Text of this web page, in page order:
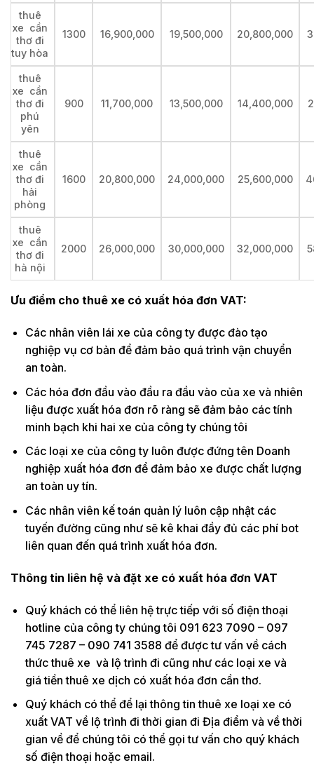
thuê
xe cần
thơ đi
tuy hòa
1300 16,900,000 19,500,000 20,800,000
thuê
xe cần
thơ đi
phú
yên
900 11,700,000 13,500,000 14,400,000
thuê
xe cần
thơ đi
hải
phòng
1600 20,800,000 24,000,000 25,600,000
thuê
xe cần
thơ đi
hà nội
2000 26,000,000 30,000,000 32,000,000
Ưu điểm cho thuê xe có xuất hóa đơn VAT:
Các nhân viên lái xe của công ty được đào tạo
nghiệp vụ cơ bản để đảm bảo quá trình vận chuyển
an toàn.
Các hóa đơn đầu vào đầu ra đầu vào của xe và nhiên
liệu được xuất hóa đơn rõ ràng sẽ đảm bảo các tính
minh bạch khi hai xe của công ty chúng tôi
Các loại xe của công ty luôn được đứng tên Doanh
nghiệp xuất hóa đơn để đảm bảo xe được chất lượng
an toàn uy tín.
Các nhân viên kế toán quản lý luôn cập nhật các
tuyến đường cũng như sẽ kê khai đầy đủ các phí bot
liên quan đến quá trình xuất hóa đơn.
Thông tin liên hệ và đặt xe có xuất hóa đơn VAT
Quý khách có thể liên hệ trực tiếp với số điện thoại
hotline của công ty chúng tôi 091 623 7090 – 097
745 7287 – 090 741 3588 để được tư vấn về cách
thức thuê xe và lộ trình đi cũng như các loại xe và
giá tiền thuê xe dịch có xuất hóa đơn cần thơ.
Quý khách có thể để lại thông tin thuê xe loại xe có
xuất VAT về lộ trình đi thời gian đi Địa điểm và về thời
gian về để chúng tôi có thể gọi tư vấn cho quý khách
số điện thoại hoặc email.